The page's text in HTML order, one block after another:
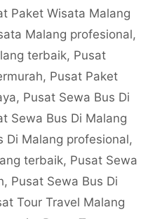
Paket Wisata Malang
Malang profesional,
terbaik, Pusat
, Pusat Paket
, Pusat Sewa Bus Di
Sewa Bus Di Malang
Di Malang profesional,
terbaik, Pusat Sewa
, Pusat Sewa Bus Di
Tour Travel Malang